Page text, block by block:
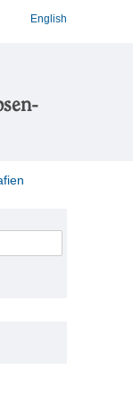
English